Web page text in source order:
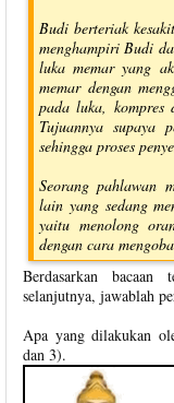
Budi berteriak
menghampiri Budi
luka memar yang
memar dengan
pada luka, kompres
Tujuannya supaya
sehingga proses
Seorang pahlawan
lain yang sedang
yaitu menolong
dengan cara
Berdasarkan bacaan
selanjutnya, jawablah
Apa yang dilakukan
dan 3).